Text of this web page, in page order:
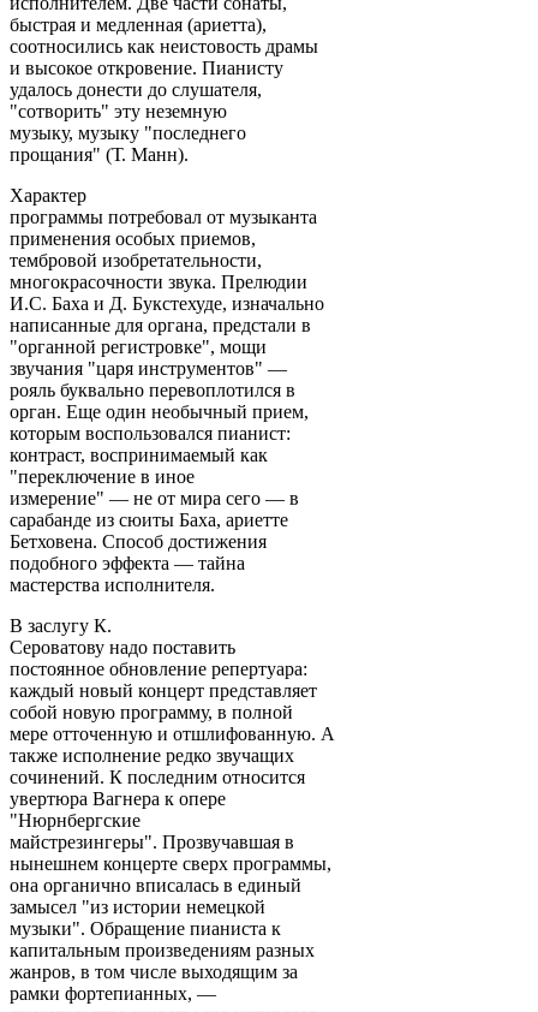
быстрая и медленная (ариетта),
соотносились как неистовость драмы
и высокое откровение. Пианисту
удалось донести до слушателя,
"сотворить" эту неземную
музыку, музыку "последнего
прощания" (Т. Манн).
Характер
программы потребовал от музыканта
применения особых приемов,
тембровой изобретательности,
многокрасочности звука. Прелюдии
И.С. Баха и Д. Букстехуде, изначально
написанные для органа, предстали в
"органной регистровке", мощи
звучания "царя инструментов" —
рояль буквально перевоплотился в
орган. Еще один необычный прием,
которым воспользовался пианист:
контраст, воспринимаемый как
"переключение в иное
измерение" — не от мира сего — в
сарабанде из сюиты Баха, ариетте
Бетховена. Способ достижения
подобного эффекта — тайна
мастерства исполнителя.
В заслугу К.
Сероватову надо поставить
постоянное обновление репертуара:
каждый новый концерт представляет
собой новую программу, в полной
мере отточенную и отшлифованную. А
также исполнение редко звучащих
сочинений. К последним относится
увертюра Вагнера к опере
"Нюрнбергские
майстрезингеры". Прозвучавшая в
нынешнем концерте сверх программы,
она органично вписалась в единый
замысел "из истории немецкой
музыки". Обращение пианиста к
капитальным произведениям разных
жанров, в том числе выходящим за
рамки фортепианных, —